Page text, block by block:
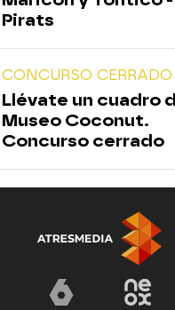
Pirats
CONCURSO CERRADO
Llévate un cuadro
Museo Coconut.
Concurso cerrado